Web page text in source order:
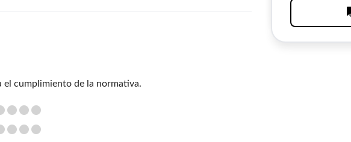
el cumplimiento de la normativa.